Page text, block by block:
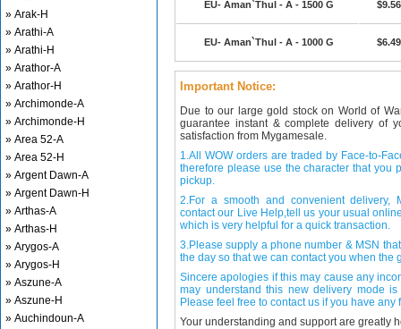
» Arak-H
» Arathi-A
» Arathi-H
» Arathor-A
» Arathor-H
» Archimonde-A
» Archimonde-H
» Area 52-A
» Area 52-H
» Argent Dawn-A
» Argent Dawn-H
» Arthas-A
» Arthas-H
» Arygos-A
» Arygos-H
» Aszune-A
» Aszune-H
» Auchindoun-A
EU- Aman`Thul - A - 1500 G $9.56
EU- Aman`Thul - A - 1000 G $6.49
Important Notice:
Due to our large gold stock on World of
guarantee instant & complete delivery of
satisfaction from Mygamesale.
1.All WOW orders are traded by Face-to-
therefore please use the character that you
pickup.
2.For a smooth and convenient delivery,
contact our Live Help,tell us your usual
which is very helpful for a quick transaction.
3.Please supply a phone number & MSN
the day so that we can contact you when the
Sincere apologies if this may cause any
may understand this new delivery mode
Please feel free to contact us if you have any
Your understanding and support are greatly